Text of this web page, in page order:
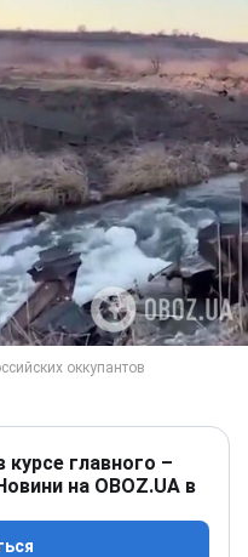
главного –
на OBOZ.UA в